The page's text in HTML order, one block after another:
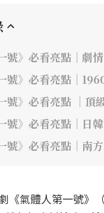
號》必看亮點｜劇
號》必看亮點｜
號》必看亮點 ｜
號》必看亮點｜日
號》必看亮點｜南
《氣體人第一號》